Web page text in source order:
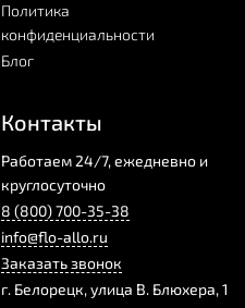
Политика
конфиденциальности
Блог
Контакты
Работаем 24/7, ежедневно и
круглосуточно
8 (800) 700-35-38
info@flo-allo.ru
Заказать звонок
г. Белорецк,улица В. Блюхера, 1